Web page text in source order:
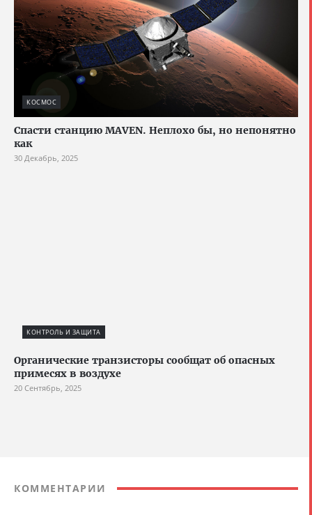
КОСМОС
Спасти станцию MAVEN. Неплохо бы, но непонятно
как
30 Декабрь, 2025
КОНТРОЛЬ И ЗАЩИТА
Органические транзисторы сообщат об опасных
примесях в воздухе
20 Сентябрь, 2025
КОММЕНТАРИИ